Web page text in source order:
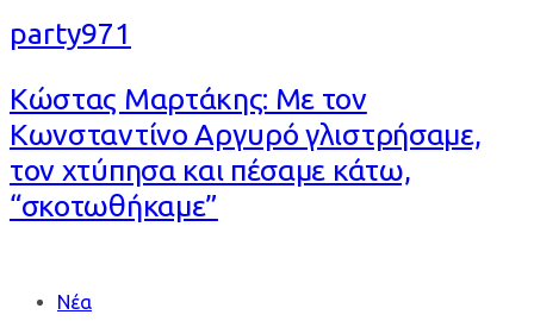
party971
Κώστας Μαρτάκης: Με τον
Κωνσταντίνο Αργυρό γλιστρήσαμε,
τον χτύπησα και πέσαμε κάτω,
“σκοτωθήκαμε”
Tags Νέα